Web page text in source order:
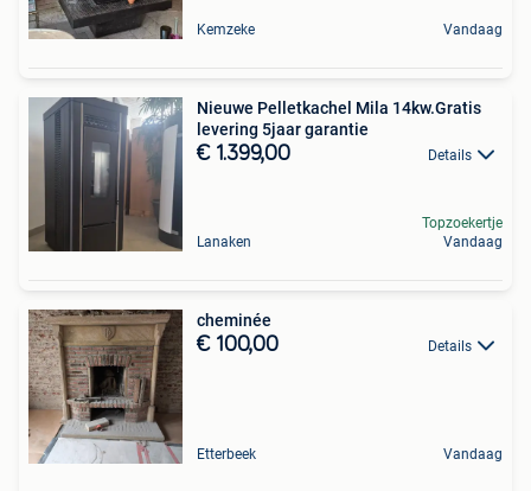
Kemzeke Vandaag
Nieuwe Pelletkachel Mila 14kw.Gratis
levering 5jaar garantie
€ 1.399,00 Details
Lanaken
Topzoekertje
Vandaag
cheminée
€ 100,00 Details
Etterbeek Vandaag